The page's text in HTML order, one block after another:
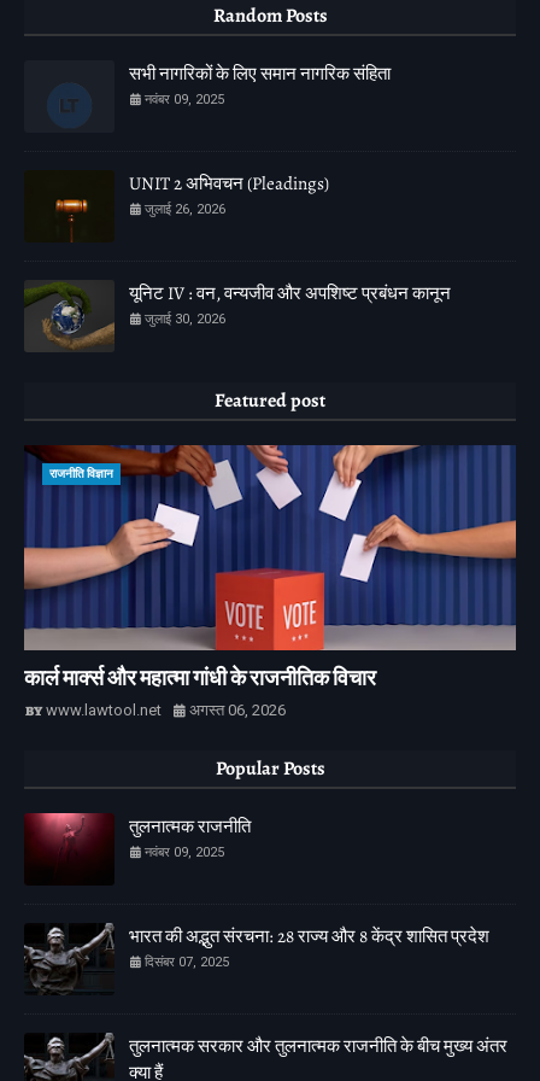
Random Posts
सभी नागरिकों के लिए समान नागरिक संहिता
नवंबर 09, 2025
UNIT 2 अभिवचन (Pleadings)
जुलाई 26, 2026
यूनिट IV : वन, वन्यजीव और अपशिष्ट प्रबंधन कानून
जुलाई 30, 2026
Featured post
राजनीति विज्ञान
कार्ल मार्क्स और महात्मा गांधी के राजनीतिक विचार
www.lawtool.net अगस्त 06, 2026
Popular Posts
तुलनात्मक राजनीति
नवंबर 09, 2025
भारत की अद्भुत संरचना: 28 राज्य और 8 केंद्र शासित प्रदेश
दिसंबर 07, 2025
तुलनात्मक सरकार और तुलनात्मक राजनीति के बीच मुख्य अंतर
क्या हैं